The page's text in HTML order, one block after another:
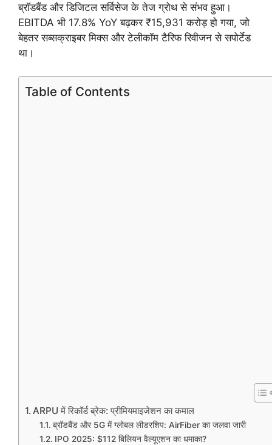
ब्रॉडबैंड और डिजिटल सर्विसेज के तेज ग्रोथ से संभव हुआ।
EBITDA भी 17.8% YoY बढ़कर ₹15,931 करोड़ हो गया, जो
बेहतर सब्सक्राइबर मिक्स और टेलीकॉम टैरिफ रिवीजन से सपोर्टेड
था।
Table of Contents
ARPU में रिकॉर्ड ब्रेक: प्रीमियमाइजेशन का कमाल
ब्रॉडबैंड और 5G में ग्लोबल लीडरशिप: AirFiber का जलवा जारी
IPO 2025: $112 बिलियन वैल्यूएशन का धमाका?